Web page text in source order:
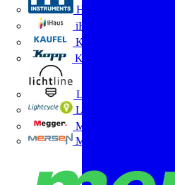
HT Instruments GmbH
iHaus
Kaufel
Kopp
Lichtline
LIGHTCYCLE
Megger
Mersen